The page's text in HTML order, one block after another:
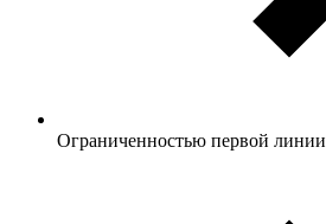
Ограниченностью первой линии